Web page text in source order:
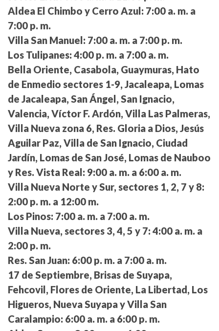
Aldea El Chimbo y Cerro Azul: 7:00 a. m. a
7:00 p. m.
Villa San Manuel: 7:00 a. m. a 7:00 p. m.
Los Tulipanes: 4:00 p. m. a 7:00 a. m.
Bella Oriente, Casabola, Guaymuras, Hato
de Enmedio sectores 1-9, Jacaleapa, Lomas
de Jacaleapa, San Ángel, San Ignacio,
Valencia, Víctor F. Ardón, Villa Las Palmeras,
Villa Nueva zona 6, Res. Gloria a Dios, Jesús
Aguilar Paz, Villa de San Ignacio, Ciudad
Jardín, Lomas de San José, Lomas de Nauboo
y Res. Vista Real: 9:00 a. m. a 6:00 a. m.
Villa Nueva Norte y Sur, sectores 1, 2, 7 y 8:
2:00 p. m. a 12:00 m.
Los Pinos: 7:00 a. m. a 7:00 a. m.
Villa Nueva, sectores 3, 4, 5 y 7: 4:00 a. m. a
2:00 p. m.
Res. San Juan: 6:00 p. m. a 7:00 a. m.
17 de Septiembre, Brisas de Suyapa,
Fehcovil, Flores de Oriente, La Libertad, Los
Higueros, Nueva Suyapa y Villa San
Caralampio: 6:00 a. m. a 6:00 p. m.